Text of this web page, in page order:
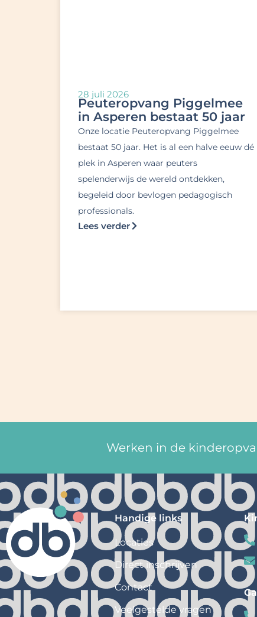
28 juli 2026
Peuteropvang Piggelmee
in Asperen bestaat 50 jaar
Onze locatie Peuteropvang Piggelmee
bestaat 50 jaar. Het is al een halve eeuw dé
plek in Asperen waar peuters
spelenderwijs de wereld ontdekken,
begeleid door bevlogen pedagogisch
professionals.
Lees verder
Werken in de
Handige links
Locaties
Direct inschrijven
Contact
Veelgestelde vragen